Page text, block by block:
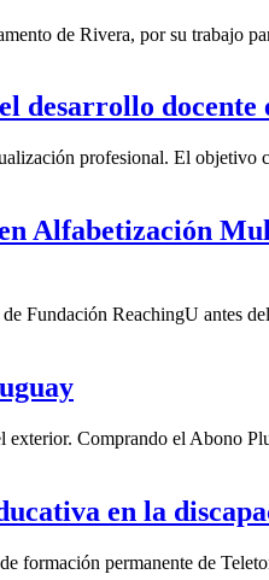
de Rivera, por su trabajo
desarrollo docente
profesional. El objetivo
Alfabetización
Fundación ReachingU antes
Comprando el Abono
en la
formación permanente de